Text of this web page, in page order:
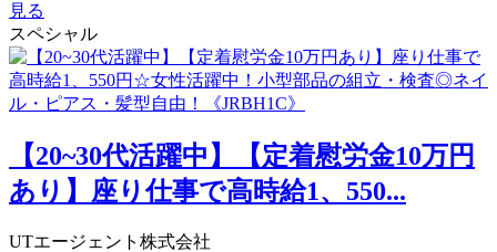
見る
スペシャル
【20~30代活躍中】【定着慰労金10万円
あり】座り仕事で高時給1、550...
UTエージェント株式会社